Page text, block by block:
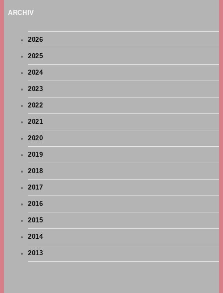
ARCHIV
2026
2025
2024
2023
2022
2021
2020
2019
2018
2017
2016
2015
2014
2013